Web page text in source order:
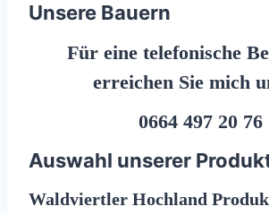
Unsere Bauern
Für eine telefonische
erreichen Sie mich
0664 497 20 76
Auswahl unserer
Waldviertler Hochland